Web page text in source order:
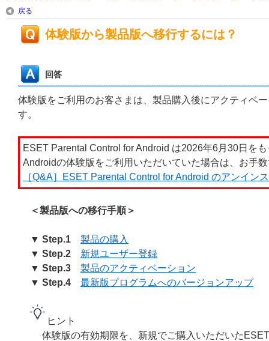
戻る
体験版から製品版へ移行するには？
回答
体験版をご利用のお客さまは、製品購入後にアクティベ
す。
ESET Parental Control for Android は2026年6月30日を
Androidの体験版をご利用いただいていた場合は、お手
［Q&A］ESET Parental Control for Android のアンイン
＜製品版への移行手順＞
▼ Step.1 製品の購入
▼ Step.2 新規ユーザー登録
▼ Step.3 製品のアクティベーション
▼ Step.4 最新版プログラムへのバージョンアップ
ヒント
体験版の有効期限を、新規でご購入いただいた